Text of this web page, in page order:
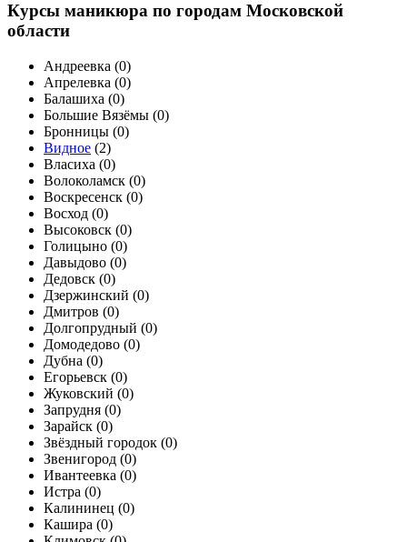
Курсы маникюра по городам Московской
области
Андреевка (0)
Апрелевка (0)
Балашиха (0)
Большие Вязёмы (0)
Бронницы (0)
Видное (2)
Власиха (0)
Волоколамск (0)
Воскресенск (0)
Восход (0)
Высоковск (0)
Голицыно (0)
Давыдово (0)
Дедовск (0)
Дзержинский (0)
Дмитров (0)
Долгопрудный (0)
Домодедово (0)
Дубна (0)
Егорьевск (0)
Жуковский (0)
Запрудня (0)
Зарайск (0)
Звёздный городок (0)
Звенигород (0)
Ивантеевка (0)
Истра (0)
Калининец (0)
Кашира (0)